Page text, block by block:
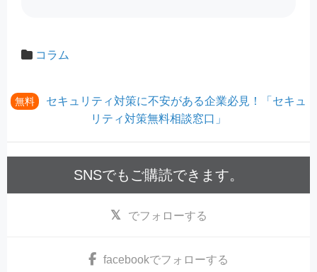
コラム
無料
セキュリティ対策に不安がある企業必見！「セキュ
リティ対策無料相談窓口」
SNSでもご購読できます。
でフォローする
facebookでフォローする